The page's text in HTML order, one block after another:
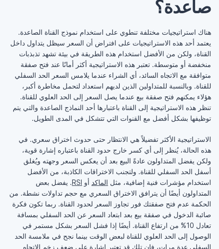
صاعدة؟
هناك استراتيجيات مختلفة تنطوي على استخدام نموذج القناة الصاعدة.
يعتمد أحد هذه الاستراتيجيات على افتراض أن السعر سيظل يتداول داخل
القناة، ولكن من الأفضل استخدام هذه الطريقة في بيئة تشهد تذبذبات
منخفضة أو متوسطة. تعتبر هذه الاستراتيجية أكثر أمانًا عند فتح صفقة
متوافقة مع الاتجاه السائد، أي الشراء عندما يلامس السعر الحد السفلي
للقناة. وبالنسبة للمتداولين الذين لديهم استعداد لتحمل مخاطرة أكبر،
هؤلاء يمكنهم فتح صفقة بيع عندما يصل السعر إلى الحد العلوي للقناة.
تنظر هذه الاستراتيجية إلى القناة باعتبارها أحد النماذج الصاعدة والتي يتم
توظيفها بشكل أفضل مع القنوات التي تتشكل في المدى الطويل.
الاستراتيجية الأكثر تفضيلاً هي الانتظار حتى حدوث اختراق سعري. في
هذه الحالة، يُنظر إلى أي كسر خارج حدود القناة باعتباره إشارة قوية،
ولكن يفضل المتداولون عادةً البيع بعد أن يعكس السعر وجهته ويُغلق
أسفل الحد السفلي للقناة. ولتجنب الاختراقات الكاذبة، من الأفضل
استخدام مؤشرات فنية إضافية، مثل الماكد أو RSI. يفضل بعض
المتداولون أيضًا أن يترافق الاختراق السعري مع حجم تداولات نشطة. من
الحكمة عدم فتح صفقتك فور تجاوز السعر لحدود القناة. ربما تكون فكرة
صائبة الدخول في صفقة بيع بعد ابتعاد السعر عن الحد السفلي بمسافة
تعادل 10% من ارتفاع القناة. أيضًا إذا فشل السعر بشكل مستمر في
الوصول إلى الحد العلوي للقناة لبعض الوقت بينما نجح في ملامسة الحد
السفلي عدة مرات، فإن تلك قد تعتبر إشارة على ضعف زخم الاتجاه